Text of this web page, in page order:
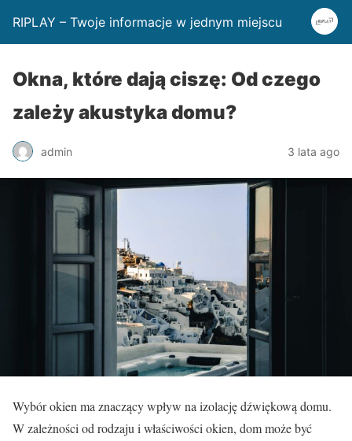
RIPLAY – Twoje informacje w jednym miejscu
Okna, które dają ciszę: Od czego
zależy akustyka domu?
admin 3 lata ago
Wybór okien ma znaczący wpływ na izolację dźwiękową domu.
W zależności od rodzaju i właściwości okien, dom może być